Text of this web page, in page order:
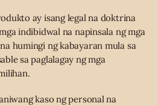
ay isang legal na doktrina
indibidwal na napinsala ng mga
humingi ng kabayaran mula sa
sa paglalagay ng mga
kaso ng personal na